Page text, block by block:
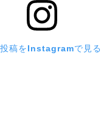
稿をInstagramで見る